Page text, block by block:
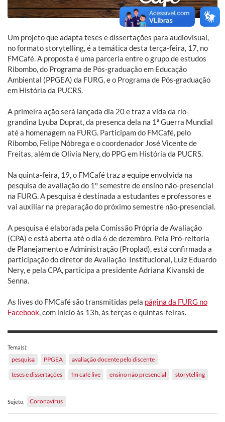
Um projeto que adapta teses e dissertações para audiovisual,
no formato storytelling, é a temática desta terça-feira, 17, no
FMCafé. A proposta é uma parceria entre o grupo de estudos
Ribombo, do Programa de Pós-graduação em Educação
Ambiental (PPGEA) da FURG, e o Programa de Pós-graduação
em História da PUCRS.
A primeira ação será lançada dia 20 e traz a vida da rio-
grandina Lyuba Duprat, da presenca dela na 1ª Guerra Mundial
até a homenagem na FURG. Participam do FMCafé, pelo
Ribombo, Felipe Nóbrega e o coordenador José Vicente de
Freitas, além de Olivia Nery, do PPG em História da PUCRS.
Na quinta-feira, 19, o FMCafé traz a equipe envolvida na
pesquisa de avaliação do 1º semestre de ensino não-presencial
na FURG. A pesquisa é destinada a estudantes e professores e
vai auxiliar na preparação do próximo semestre não-presencial.
A pesquisa é elaborada pela Comissão Própria de Avaliação
(CPA) e está aberta até o dia 6 de dezembro. Pela Pró-reitoria
de Planejamento e Administração (Proplad), está confirmada a
participação do diretor de Avaliação Institucional, Luiz Eduardo
Nery, e pela CPA, participa a presidente Adriana Kivanski de
Senna.
As lives do FMCafé são transmitidas pela página da FURG no
Facebook, com início às 13h, às terças e quintas-feiras.
Tema(s):
pesquisa PPGEA
avaliação docente pelo discente
teses e dissertações
fm café live ensino não presencial storytelling
Sujeto: Coronavírus